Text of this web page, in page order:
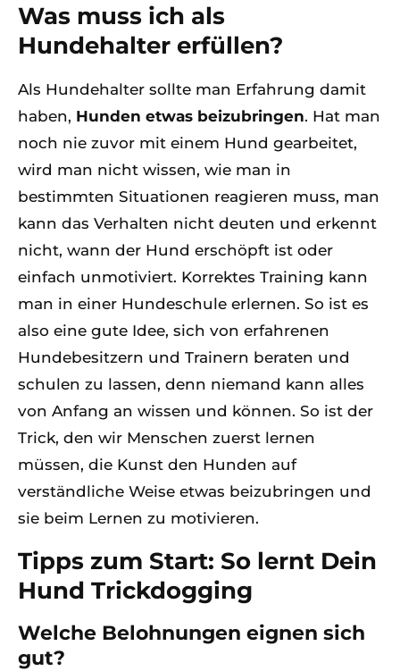
Was muss ich als
Hundehalter erfüllen?
Als Hundehalter sollte man Erfahrung damit
haben, Hunden etwas beizubringen. Hat man
noch nie zuvor mit einem Hund gearbeitet,
wird man nicht wissen, wie man in
bestimmten Situationen reagieren muss, man
kann das Verhalten nicht deuten und erkennt
nicht, wann der Hund erschöpft ist oder
einfach unmotiviert. Korrektes Training kann
man in einer Hundeschule erlernen. So ist es
also eine gute Idee, sich von erfahrenen
Hundebesitzern und Trainern beraten und
schulen zu lassen, denn niemand kann alles
von Anfang an wissen und können. So ist der
Trick, den wir Menschen zuerst lernen
müssen, die Kunst den Hunden auf
verständliche Weise etwas beizubringen und
sie beim Lernen zu motivieren.
Tipps zum Start: So lernt Dein
Hund Trickdogging
Welche Belohnungen eignen sich
gut?